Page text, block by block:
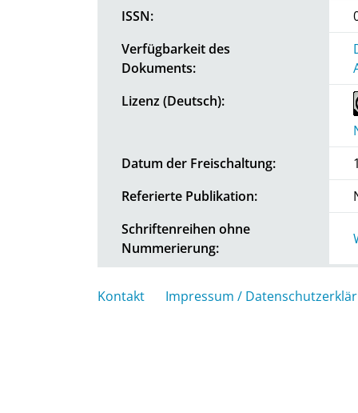
ISSN:
Verfügbarkeit des
Dokuments:
Lizenz (Deutsch):
Datum der Freischaltung:
Referierte Publikation:
Schriftenreihen ohne
Nummerierung:
Kontakt Impressum /